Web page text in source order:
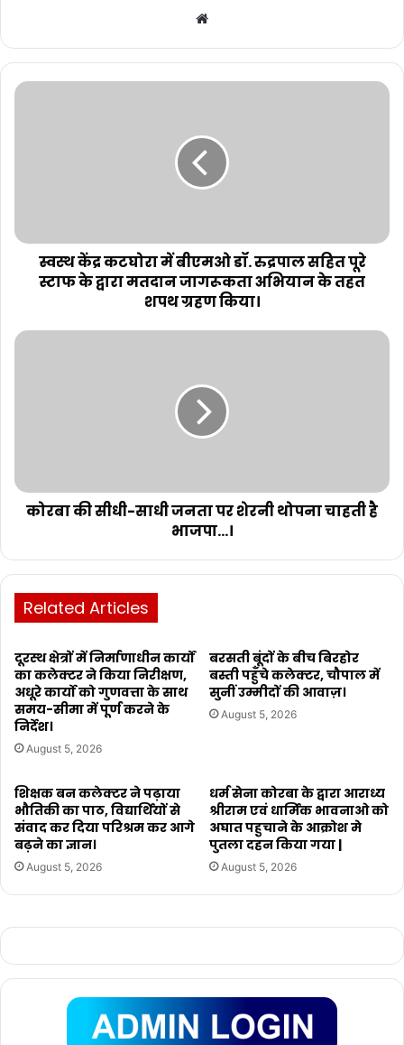
Website
स्वस्थ केंद्र कटघोरा में बीएमओ डॉ. रुद्रपाल सहित पूरे
स्टाफ के द्वारा मतदान जागरूकता अभियान के तहत
शपथ ग्रहण किया।
कोरबा की सीधी-साधी जनता पर शेरनी थोपना चाहती है
भाजपा...।
Related Articles
दूरस्थ क्षेत्रों में निर्माणाधीन कार्यों
का कलेक्टर ने किया निरीक्षण,
अधूरे कार्यो को गुणवत्ता के साथ
समय-सीमा में पूर्ण करने के
निर्देश।
August 5, 2026
बरसती बूंदों के बीच बिरहोर
बस्ती पहुँचे कलेक्टर, चौपाल में
सुनीं उम्मीदों की आवाज़।
August 5, 2026
शिक्षक बन कलेक्टर ने पढ़ाया
भौतिकी का पाठ, विद्यार्थियों से
संवाद कर दिया परिश्रम कर आगे
बढ़ने का ज्ञान।
August 5, 2026
धर्म सेना कोरबा के द्वारा आराध्य
श्रीराम एवं धार्मिक भावनाओ को
अघात पहुचाने के आक्रोश मे
पुतला दहन किया गया |
August 5, 2026